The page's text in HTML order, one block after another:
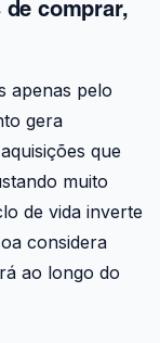
comprar,
apenas pelo
gera
que
muito
de vida inverte
considera
ao longo do